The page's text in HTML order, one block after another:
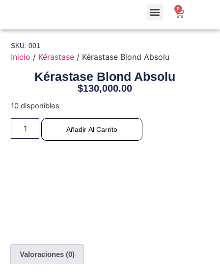
0
SKU: 001
Inicio / Kérastase / Kérastase Blond Absolu
Kérastase Blond Absolu
$130,000.00
10 disponibles
Añadir Al Carrito
Valoraciones (0)